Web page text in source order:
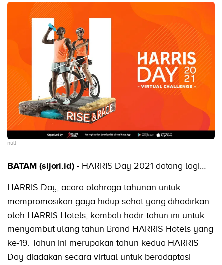
null
BATAM (sijori.id) - HARRIS Day 2021 datang lagi…
HARRIS Day, acara olahraga tahunan untuk
mempromosikan gaya hidup sehat yang dihadirkan
oleh HARRIS Hotels, kembali hadir tahun ini untuk
menyambut ulang tahun Brand HARRIS Hotels yang
ke-19. Tahun ini merupakan tahun kedua HARRIS
Day diadakan secara virtual untuk beradaptasi